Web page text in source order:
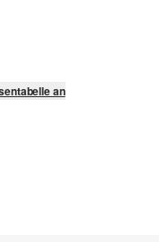
an